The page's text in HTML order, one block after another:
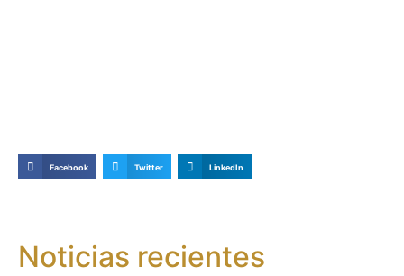
Facebook Twitter LinkedIn
Noticias recientes